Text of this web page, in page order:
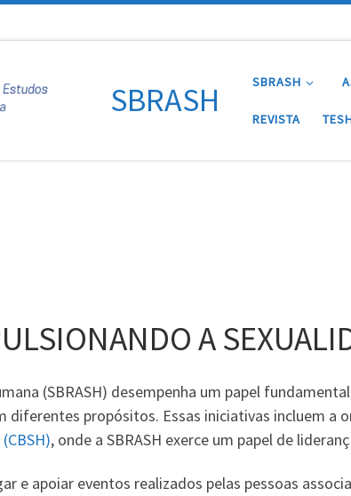
SBRASH SBRASH
REVISTA
A
(SBRASH) desempenha um papel
diferentes propósitos. Essas iniciativas incluem a
, onde a SBRASH exerce um papel de
e apoiar eventos realizados pelas pessoas